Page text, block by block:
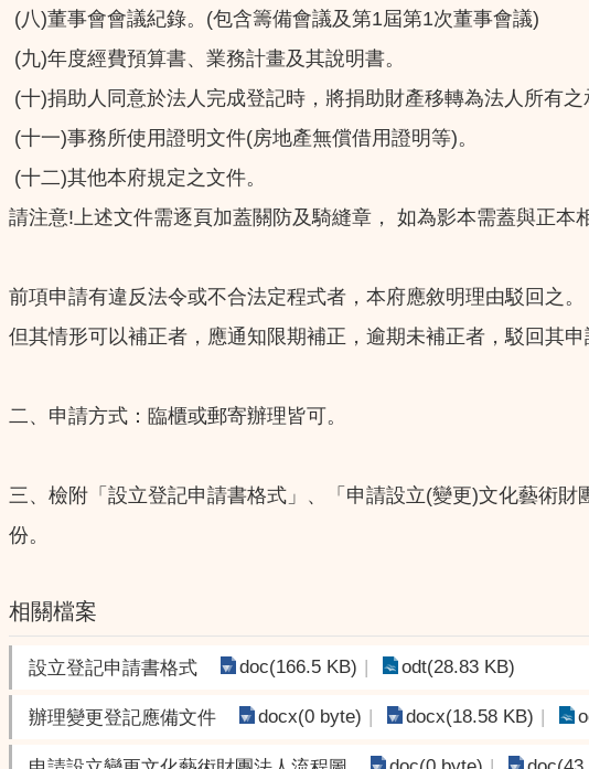
(八)董事會會議紀錄。(包含籌備會議及第1屆第1次董事會議)
(九)年度經費預算書、業務計畫及其說明書。
(十)捐助人同意於法人完成登記時，將捐助財產移轉為法人所有之
(十一)事務所使用證明文件(房地產無償借用證明等)。
(十二)其他本府規定之文件。
請注意!上述文件需逐頁加蓋關防及騎縫章， 如為影本需蓋與正本
前項申請有違反法令或不合法定程式者，本府應敘明理由駁回之。
但其情形可以補正者，應通知限期補正，逾期未補正者，駁回其申
二、申請方式：臨櫃或郵寄辦理皆可。
三、檢附「設立登記申請書格式」、「申請設立(變更)文化藝術
份。
相關檔案
設立登記申請書格式 doc(166.5 KB) odt(28.83 KB)
辦理變更登記應備文件 docx(0 byte) docx(18.58 KB)